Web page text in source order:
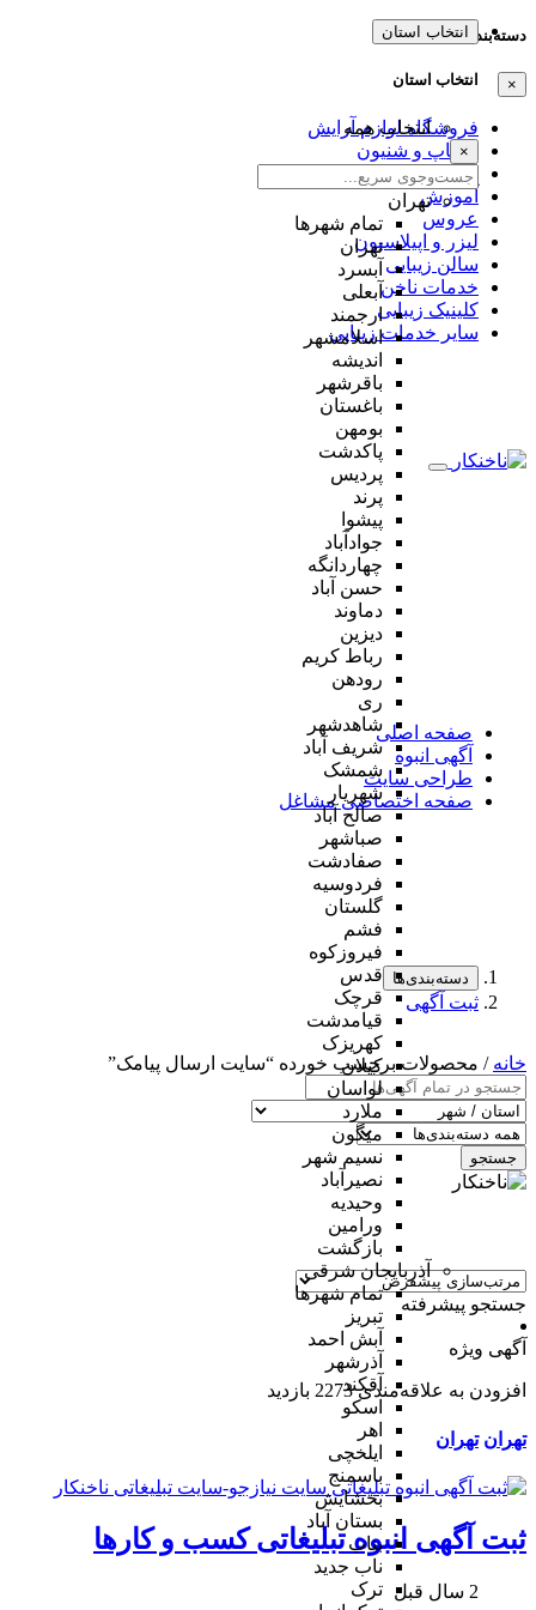
دسته‌بندی‌ها
×
فروشگاه لوازم آرایش
میکاپ و شنیون
مژه و ابرو
آموزش
عروس
لیزر و اپیلاسیون
سالن زیبایی
خدمات ناخن
کلینیک زیبایی
سایر خدمات زیبایی
انتخاب استان
انتخاب استان
انتخاب همه
×
تهران
تمام شهر‌ها
تهران
آبسرد
آبعلی
ارجمند
اسلامشهر
اندیشه
باقرشهر
باغستان
بومهن
پاکدشت
پردیس
پرند
پیشوا
جوادآباد
چهاردانگه
حسن آباد
دماوند
دیزین
رباط کریم
رودهن
ری
شاهدشهر
شریف آباد
شمشک
شهریار
صالح آباد
صباشهر
صفادشت
فردوسیه
گلستان
فشم
فیروزکوه
قدس
قرچک
قیامدشت
کهریزک
کیلان
لواسان
ملارد
میگون
نسیم شهر
نصیرآباد
وحیدیه
ورامین
بازگشت
آذربایجان شرقی
تمام شهر‌ها
تبریز
آبش احمد
آذرشهر
آقکند
اسکو
اهر
ایلخچی
باسمنج
بخشایش
بستان آباد
بناب
ناب جدید
ترک
صفحه اصلی
آگهی انبوه
طراحی سایت
صفحه اختصاصی مشاغل
دسته‌بندی‌ها
ثبت آگهی
خانه / محصولات برچسب خورده “سایت ارسال پیامک”
جستجو
جستجو پیشرفته
آگهی ویژه
افزودن به علاقه‌مندی 2273 بازدید
تهران تهران
ثبت آگهی انبوه تبلیغاتی کسب و کارها
2 سال قبل